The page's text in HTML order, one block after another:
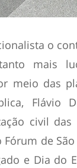
o
mais
meio das
Flávio
civil
Fórum de
e Dia do